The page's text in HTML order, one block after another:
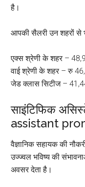
है।
आपकी सैलरी उन शहरों से
एक्स श्रेणी के शहर –
वाई श्रेणी के शहर – रु
जेड क्लास सिटीज –
साइंटिफिक
assistant
वैज्ञानिक सहायक की
उज्ज्वल भविष्य की
अवसर देता है।